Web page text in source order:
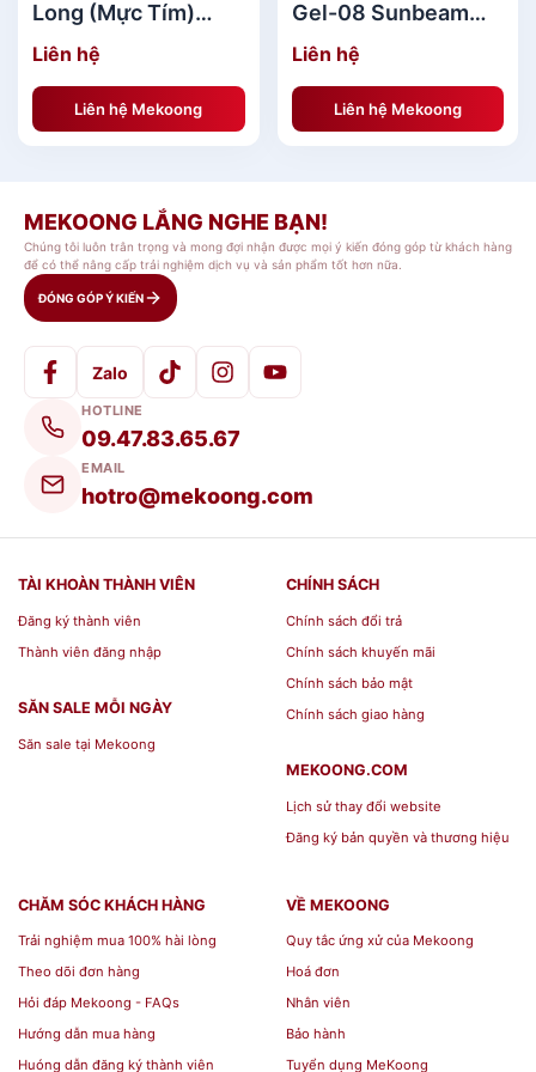
thoải mái nhất. Mực bút vẽ kỹ thuật luôn ra
đều, đậm và đẹp không gây ngắt quảng,
không làm dán đoạn cảm xúc sáng tạo
Bút Dạ Kim Cao Cấp Staedtler Triplus 0.3mm
334-2 - Red là sản phẩmbútcần đơn giản và
tiện dụng càng tốt. Việc sử dụng các mẫu
kim kỹ thuật
sinh và sinh viên điều mong muốn.
Bút Dạ Kim Cao Cấp Staedtler Triplus
0.3mm 334-2 - Red
được thiết kế đẹp mắt,
đa dạng, cao cấp, bạn có thể yên tâm chất
lượng sản phẩm
Bút Dạ Kim Cao Cấp
Staedtler Triplus 0.3mm 334-2 - Red
Long (Mực Tím)
chính hãng
Liên hệ
Liên hệ Mekoong
Gel-08 Sunbeam
(Màu Đỏ) cao cấp
Liên hệ
Liên hệ Mekoong
MEKOONG LẮNG NGHE BẠN!
Chúng tôi luôn trân trọng và mong đợi nhận được mọi ý kiến đóng góp từ khách hàng
để có thể nâng cấp trải nghiệm dịch vụ và sản phẩm tốt hơn nữa.
ĐÓNG GÓP Ý KIẾN
Zalo
HOTLINE
09.47.83.65.67
EMAIL
hotro@mekoong.com
TÀI KHOÀN THÀNH VIÊN
Đăng ký thành viên
Thành viên đăng nhập
SĂN SALE MỖI NGÀY
Săn sale tại Mekoong
CHÍNH SÁCH
Chính sách đổi trả
Chính sách khuyến mãi
Chính sách bảo mật
Chính sách giao hàng
MEKOONG.COM
Lịch sử thay đổi website
Đăng ký bản quyền và thương hiệu
CHĂM SÓC KHÁCH HÀNG
Trải nghiệm mua 100% hài lòng
Theo dõi đơn hàng
Hỏi đáp Mekoong - FAQs
Hướng dẫn mua hàng
Huóng dẫn đăng ký thành viên
VỀ MEKOONG
Quy tắc ứng xử của Mekoong
Hoá đơn
Nhân viên
Bảo hành
Tuyển dụng MeKoong